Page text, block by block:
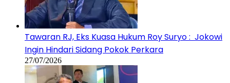
Tawaran RJ, Eks Kuasa Hukum Roy Suryo : Jokowi
Ingin Hindari Sidang Pokok Perkara
27/07/2026